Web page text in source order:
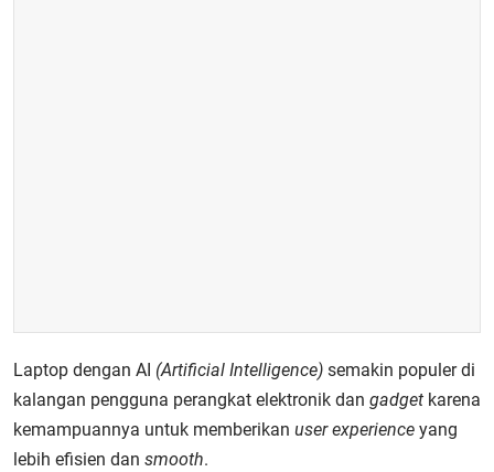
Laptop dengan AI (Artificial Intelligence) semakin populer di
kalangan pengguna perangkat elektronik dan gadget karena
kemampuannya untuk memberikan user experience yang
lebih efisien dan smooth.